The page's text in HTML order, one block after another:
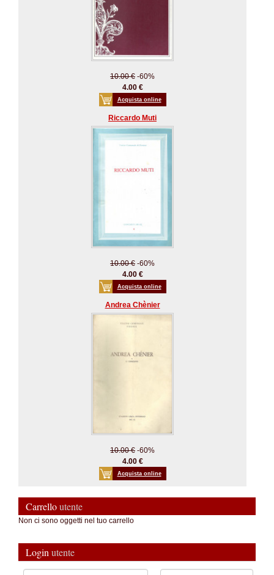
10.00 € -60%
4.00 €
Acquista online
Riccardo Muti
10.00 € -60%
4.00 €
Acquista online
Andrea Chènier
10.00 € -60%
4.00 €
Acquista online
Carrelloutente
Non ci sono oggetti nel tuo carrello
Login utente